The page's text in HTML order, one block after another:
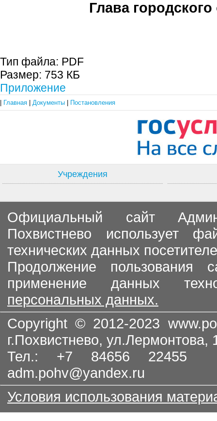
Глава городского
Тип файла: PDF
Размер: 753 КБ
Приложение
Главная Документы Постановления
Учреждения
Официальный сайт
Похвистнево использует
технических данных
Продолжение пользования
применение данных
персональных данных.
Copyright © 2012-2023
г.Похвистнево, ул.Лермонтова,
Тел.: +7 84656
adm.pohv@yandex.ru
Условия использования